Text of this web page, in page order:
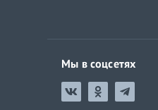
Мы в соцсетях